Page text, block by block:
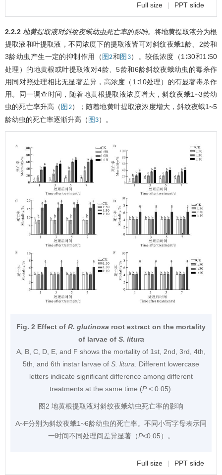
Full size | PPT slide
2.2.2 地黄提取液对斜纹夜蛾幼虫死亡率的影响。将地黄提取液分为根
提取液和叶提取液，不同浓度下的提取液皆可对斜纹夜蛾1龄、2龄和
3龄幼虫产生一定的抑制作用（ 图2和 图3）。较低浓度（1∶30和1∶50
处理）的地黄根或叶提取液对4龄、5龄和6龄斜纹夜蛾幼虫的毒杀作
用同对照处理相比无显著差异，高浓度（1∶10处理）的有显著毒杀作
用。同一调查时间，随着地黄根提取液浓度增大，斜纹夜蛾1~3龄幼
虫的死亡率升高（ 图2）；随着地黄叶提取液浓度增大，斜纹夜蛾1~5
龄幼虫的死亡率逐渐升高（ 图3）。
Fig. 2 Effect of R. glutinosa root extract on the mortality
of larvae of S. litura
A, B, C, D, E, and F shows the mortality of 1st, 2nd, 3rd, 4th,
5th, and 6th instar larvae of S. litura . Different lowercase
letters indicate significant difference among different
treatments at the same time (P< 0.05).
图2 地黄根提取液对斜纹夜蛾幼虫死亡率的影响
A~F分别为斜纹夜蛾1~6龄幼虫的死亡率。不同小写字母表示同
一时间不同处理间差异显著（P<0.05）。
Full size | PPT slide